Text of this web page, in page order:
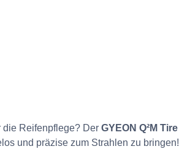
die Reifenpflege? Der GYEON Q²M Tire
und präzise zum Strahlen zu bringen!